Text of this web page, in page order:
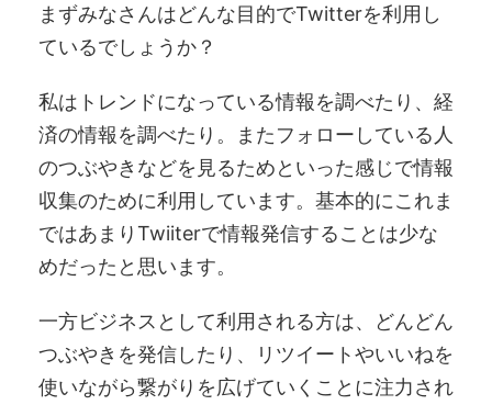
まずみなさんはどんな目的でTwitterを利用し
ているでしょうか？
私はトレンドになっている情報を調べたり、経
済の情報を調べたり。またフォローしている人
のつぶやきなどを見るためといった感じで情報
収集のために利用しています。基本的にこれま
ではあまりTwiiterで情報発信することは少な
めだったと思います。
一方ビジネスとして利用される方は、どんどん
つぶやきを発信したり、リツイートやいいねを
使いながら繋がりを広げていくことに注力され